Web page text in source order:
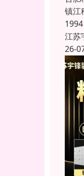
镇江
江苏
26-